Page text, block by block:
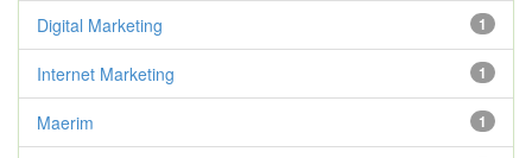
1
Digital Marketing
1
Internet Marketing
1
Maerim